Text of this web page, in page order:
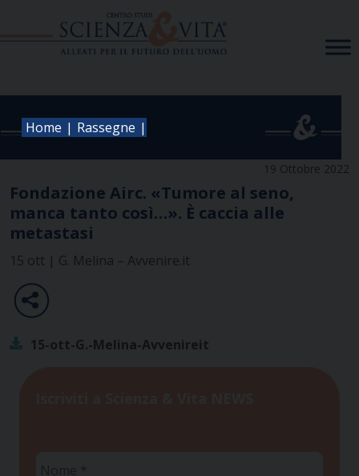
Home | Rassegne |
19 Ottobre 2022
Fondazione Airc. «Tumore al seno,
manca tanto così…». È caccia alle
metastasi
15 ott | G. Melina – Avvenire.it
15-ott-G.-Melina-Avvenireit